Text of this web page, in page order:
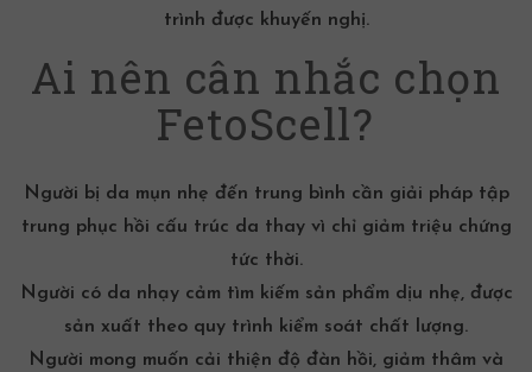
trình được khuyến nghị.
Ai nên cân nhắc chọn
FetoScell?
Người bị da mụn nhẹ đến trung bình cần giải pháp tập
trung phục hồi cấu trúc da thay vì chỉ giảm triệu chứng
tức thời.
Người có da nhạy cảm tìm kiếm sản phẩm dịu nhẹ, được
sản xuất theo quy trình kiểm soát chất lượng.
Người mong muốn cải thiện độ đàn hồi, giảm thâm và